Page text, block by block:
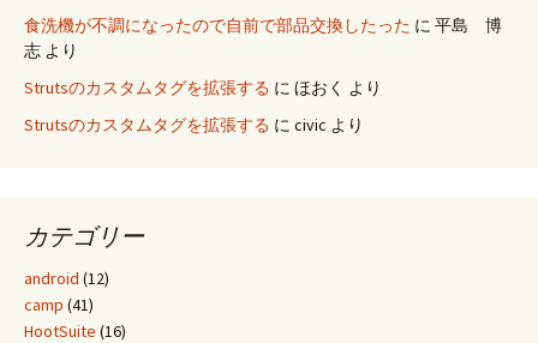
食洗機が不調になったので自前で部品交換したった に 平島 博
志 より
Strutsのカスタムタグを拡張する に ほおく より
Strutsのカスタムタグを拡張する に civic より
カテゴリー
android (12)
camp (41)
HootSuite (16)